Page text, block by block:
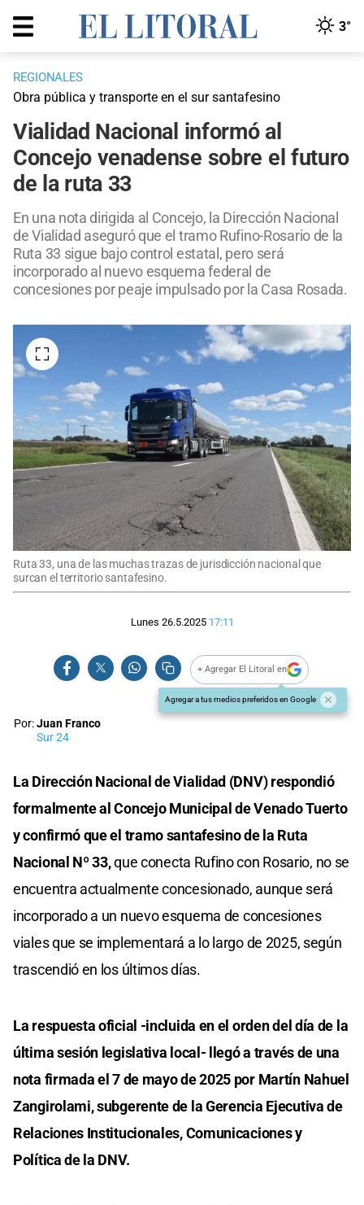
3°
REGIONALES
Obra pública y transporte en el sur santafesino
Vialidad Nacional informó al
Concejo venadense sobre el futuro
de la ruta 33
En una nota dirigida al Concejo, la Dirección Nacional
de Vialidad aseguró que el tramo Rufino-Rosario de la
Ruta 33 sigue bajo control estatal, pero será
incorporado al nuevo esquema federal de
concesiones por peaje impulsado por la Casa Rosada.
Ruta 33, una de las muchas trazas de jurisdicción nacional que
surcan el territorio santafesino.
Lunes 26.5.2025 17:11
+ Agregar El Litoral en
Agregar a tus medios preferidos en Google
Por:Juan Franco
Sur 24
La Dirección Nacional de Vialidad (DNV) respondió
formalmente al Concejo Municipal de Venado Tuerto
y confirmó que el tramo santafesino de la Ruta
Nacional Nº 33,que conecta Rufino con Rosario, no se
encuentra actualmente concesionado, aunque será
incorporado a un nuevo esquema de concesiones
viales que se implementará a lo largo de 2025, según
trascendió en los últimos días.
La respuesta oficial -incluida en el orden del día de la
última sesión legislativa local- llegó a través de una
nota firmada el 7 de mayo de 2025 por Martín Nahuel
Zangirolami, subgerente de la Gerencia Ejecutiva de
Relaciones Institucionales, Comunicaciones y
Política de la DNV.